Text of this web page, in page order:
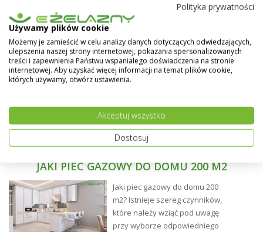
liczba typów i rozmiarów pozwala dobrać idealny
grzejnik do każdego pomieszczenia.
Grzejniki typu C posiadają cztery boczne otwory
przyłączeniowe (z gwintem wewnętrznym) w każdym
narożniku grzejnika.
JAKI PIEC GAZOWY DO DOMU 200 M2
Jaki piec gazowy do domu 200
m2? Istnieje szereg czynników,
które należy wziąć pod uwagę
przy wyborze odpowiedniego
Polityka prywatności
Używamy plików cookie
Możemy je zamieścić w celu analizy danych dotyczących odwiedzających,
ulepszenia naszej strony internetowej, pokazania spersonalizowanych
treści i zapewnienia Państwu wspaniałego doświadczenia na stronie
internetowej. Aby uzyskać więcej informacji na temat plików cookie,
których używamy, otwórz ustawienia.
Akceptuj wszystko
Dostosuj